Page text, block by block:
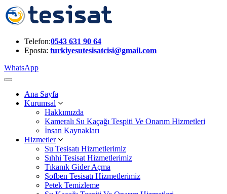
Telefon:0543 631 90 64
Eposta: turkiyesutesisatcisi@gmail.com
WhatsApp
Ana Sayfa
Kurumsal
Hakkımızda
Kameralı Su Kaçağı Tespiti Ve Onarım Hizmetleri
İnsan Kaynakları
Hizmetler
Su Tesisatı Hizmetlerimiz
Sıhhi Tesisat Hizmetlerimiz
Tıkanık Gider Açma
Şofben Tesisatı Hizmetlerimiz
Petek Temizleme